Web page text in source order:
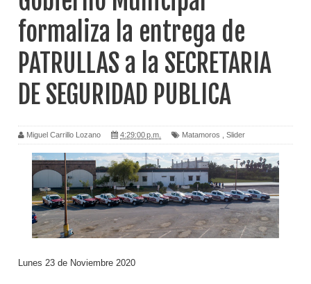
formaliza la entrega de
PATRULLAS a la SECRETARIA
DE SEGURIDAD PUBLICA
Miguel Carrillo Lozano 4:29:00 p.m. Matamoros Slider
Lunes 23 de Noviembre 2020